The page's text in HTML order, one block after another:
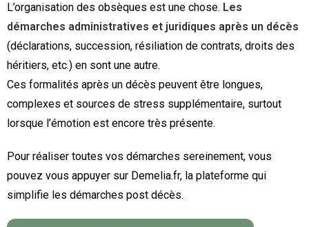
L’organisation des obsèques est une chose. Les
démarches administratives et juridiques après un décès
(déclarations, succession, résiliation de contrats, droits des
héritiers, etc.) en sont une autre.
Ces formalités après un décès peuvent être longues,
complexes et sources de stress supplémentaire, surtout
lorsque l’émotion est encore très présente.
Pour réaliser toutes vos démarches sereinement, vous
pouvez vous appuyer sur Demelia.fr, la plateforme qui
simplifie les démarches post décès.